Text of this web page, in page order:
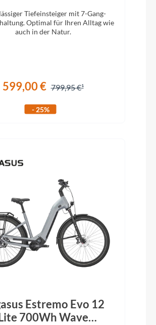
Tiefeinsteiger mit 7-Gang-
Optimal für Ihren Alltag wie
auch in der Natur.
599,00 € 799,95 €
- 25%
Estremo Evo 12
700Wh Wave